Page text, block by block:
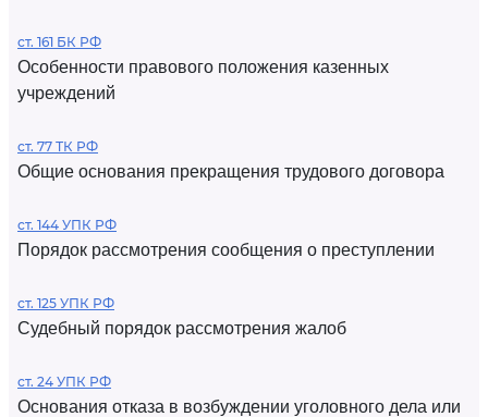
ст. 161 БК РФ
Особенности правового положения казенных
учреждений
ст. 77 ТК РФ
Общие основания прекращения трудового договора
ст. 144 УПК РФ
Порядок рассмотрения сообщения о преступлении
ст. 125 УПК РФ
Судебный порядок рассмотрения жалоб
ст. 24 УПК РФ
Основания отказа в возбуждении уголовного дела или